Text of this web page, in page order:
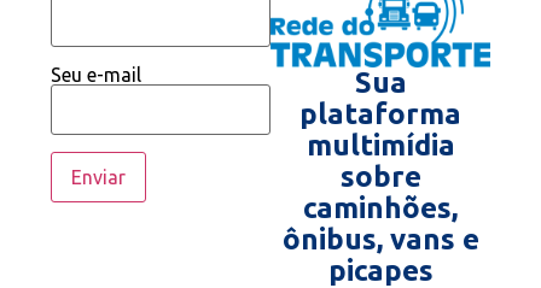
Sua
plataforma
multimídia
sobre
caminhões,
ônibus, vans e
picapes
Seu e-mail